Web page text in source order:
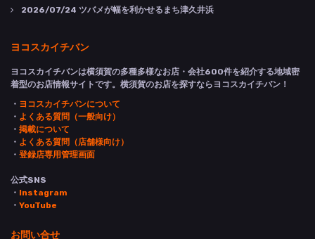
2026/07/24 ツバメが幅を利かせるまち津久井浜
ヨコスカイチバン
ヨコスカイチバンは横須賀の多種多様なお店・会社600件を紹介する地域密
着型のお店情報サイトです。横須賀のお店を探すならヨコスカイチバン！
・ ヨコスカイチバンについて
・ よくある質問（一般向け）
・ 掲載について
・ よくある質問（店舗様向け）
・ 登録店専用管理画面
公式SNS
・ Instagram
・ YouTube
お問い合せ